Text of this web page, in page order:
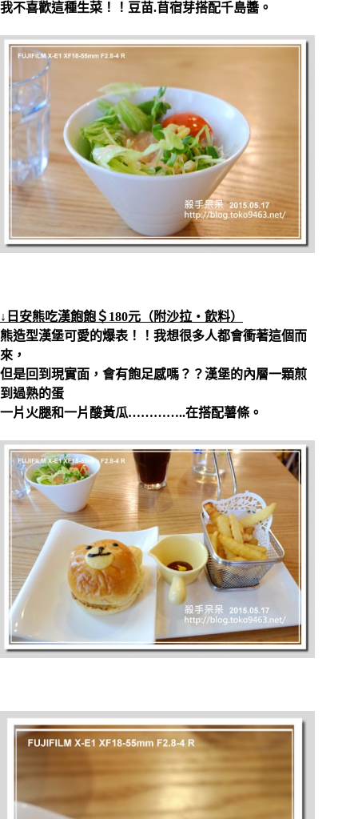
我不喜歡這種生菜！！豆苗.苜宿芽搭配千島醬。
↓日安熊吃漢飽飽＄180元（附沙拉‧飲料）
熊造型漢堡可愛的爆表！！我想很多人都會衝著這個而
來，
但是回到現實面，會有飽足感嗎？？漢堡的內層一顆煎
到過熟的蛋
一片火腿和一片酸黃瓜…………..在搭配薯條。